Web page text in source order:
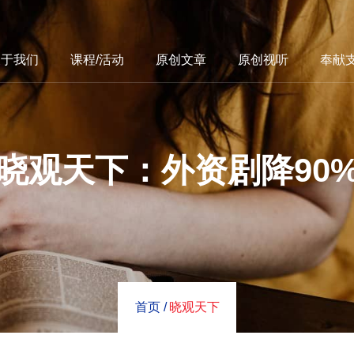
我们 课程/活动 原创文章 原创视听 奉献
观天下：外资剧降
首页 / 晓观天下